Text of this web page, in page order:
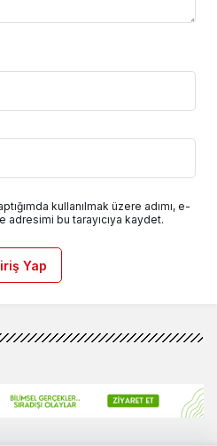
kullanılmak üzere adımı, e-
bu tarayıcıya kaydet.
Yap